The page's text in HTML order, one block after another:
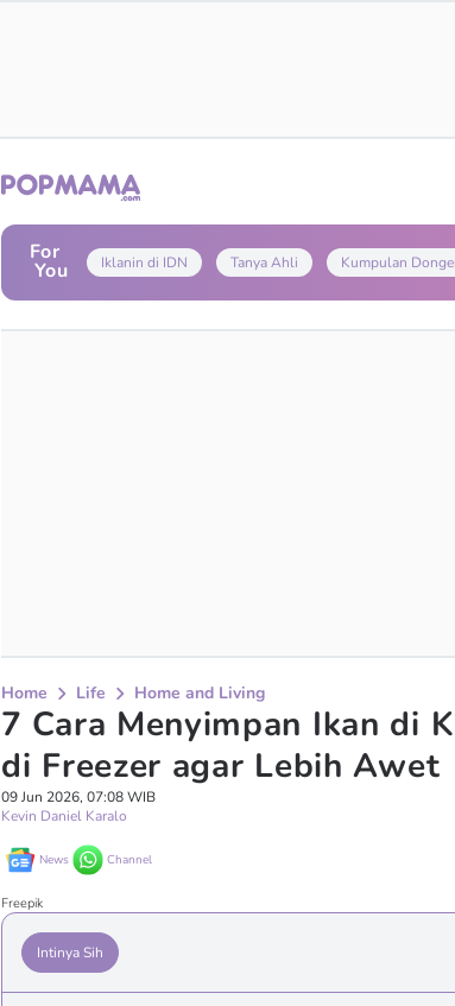
For
You Iklanin di IDN Tanya Ahli Kumpulan
Home Life Home and Living
7 Cara Menyimpan Ikan di
di Freezer agar Lebih Awet
09 Jun 2026, 07:08 WIB
Kevin Daniel Karalo
News Channel
Freepik
Intinya Sih